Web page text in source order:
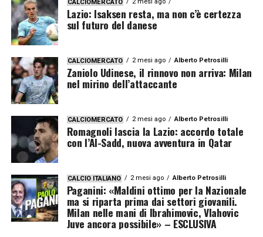
CALCIOMERCATO
Lazio: Isaksen resta, ma non c’è certezza
sul futuro del danese
CALCIOMERCATO 2 mesi ago Alberto Petrosilli
Zaniolo Udinese, il rinnovo non arriva: Milan
nel mirino dell’attaccante
CALCIOMERCATO 2 mesi ago Alberto Petrosilli
Romagnoli lascia la Lazio: accordo totale
con l’Al-Sadd, nuova avventura in Qatar
CALCIO ITALIANO 2 mesi ago Alberto Petrosilli
Paganini: «Maldini ottimo per la Nazionale
ma si riparta prima dai settori giovanili.
Milan nelle mani di Ibrahimovic, Vlahovic
Juve ancora possibile» – ESCLUSIVA